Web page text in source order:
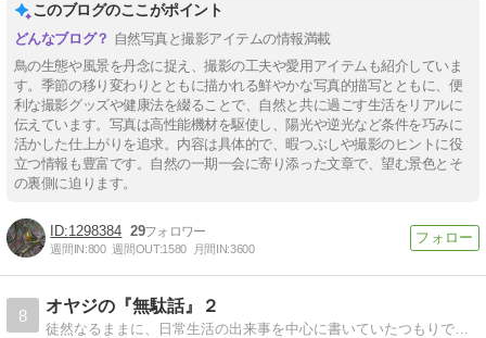
このブログのここがポイント
自然写真と撮影アイテムの情報満載
鳥の生態や風景を丹念に捉え、撮影の工夫や愛用アイテムも紹介していま
す。季節の移り変わりとともに描かれる鮮やかな写真的描写とともに、便
利な撮影グッズや健康法を綴ることで、自然と共に過ごす生活をリアルに
伝えています。写真は高性能機材を駆使し、陽光や逆光など条件を巧みに
活かした仕上がりを追求。内容は具体的で、暇つぶしや撮影のヒントに役
立つ情報も豊富です。自然の一期一会に寄り添った文章で、望む景色とそ
の裏側に迫ります。
1298384 29
週間IN:800 週間OUT:1580 月間IN:3600
8
オヤジの『無駄話』２
徒然なるままに、日常生活の出来事を中心に書いていたつもりでしたが最近は野鳥観察が主になっちゃいました。